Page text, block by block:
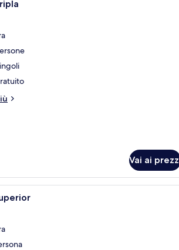
Vai ai
Una camera d'albergo con